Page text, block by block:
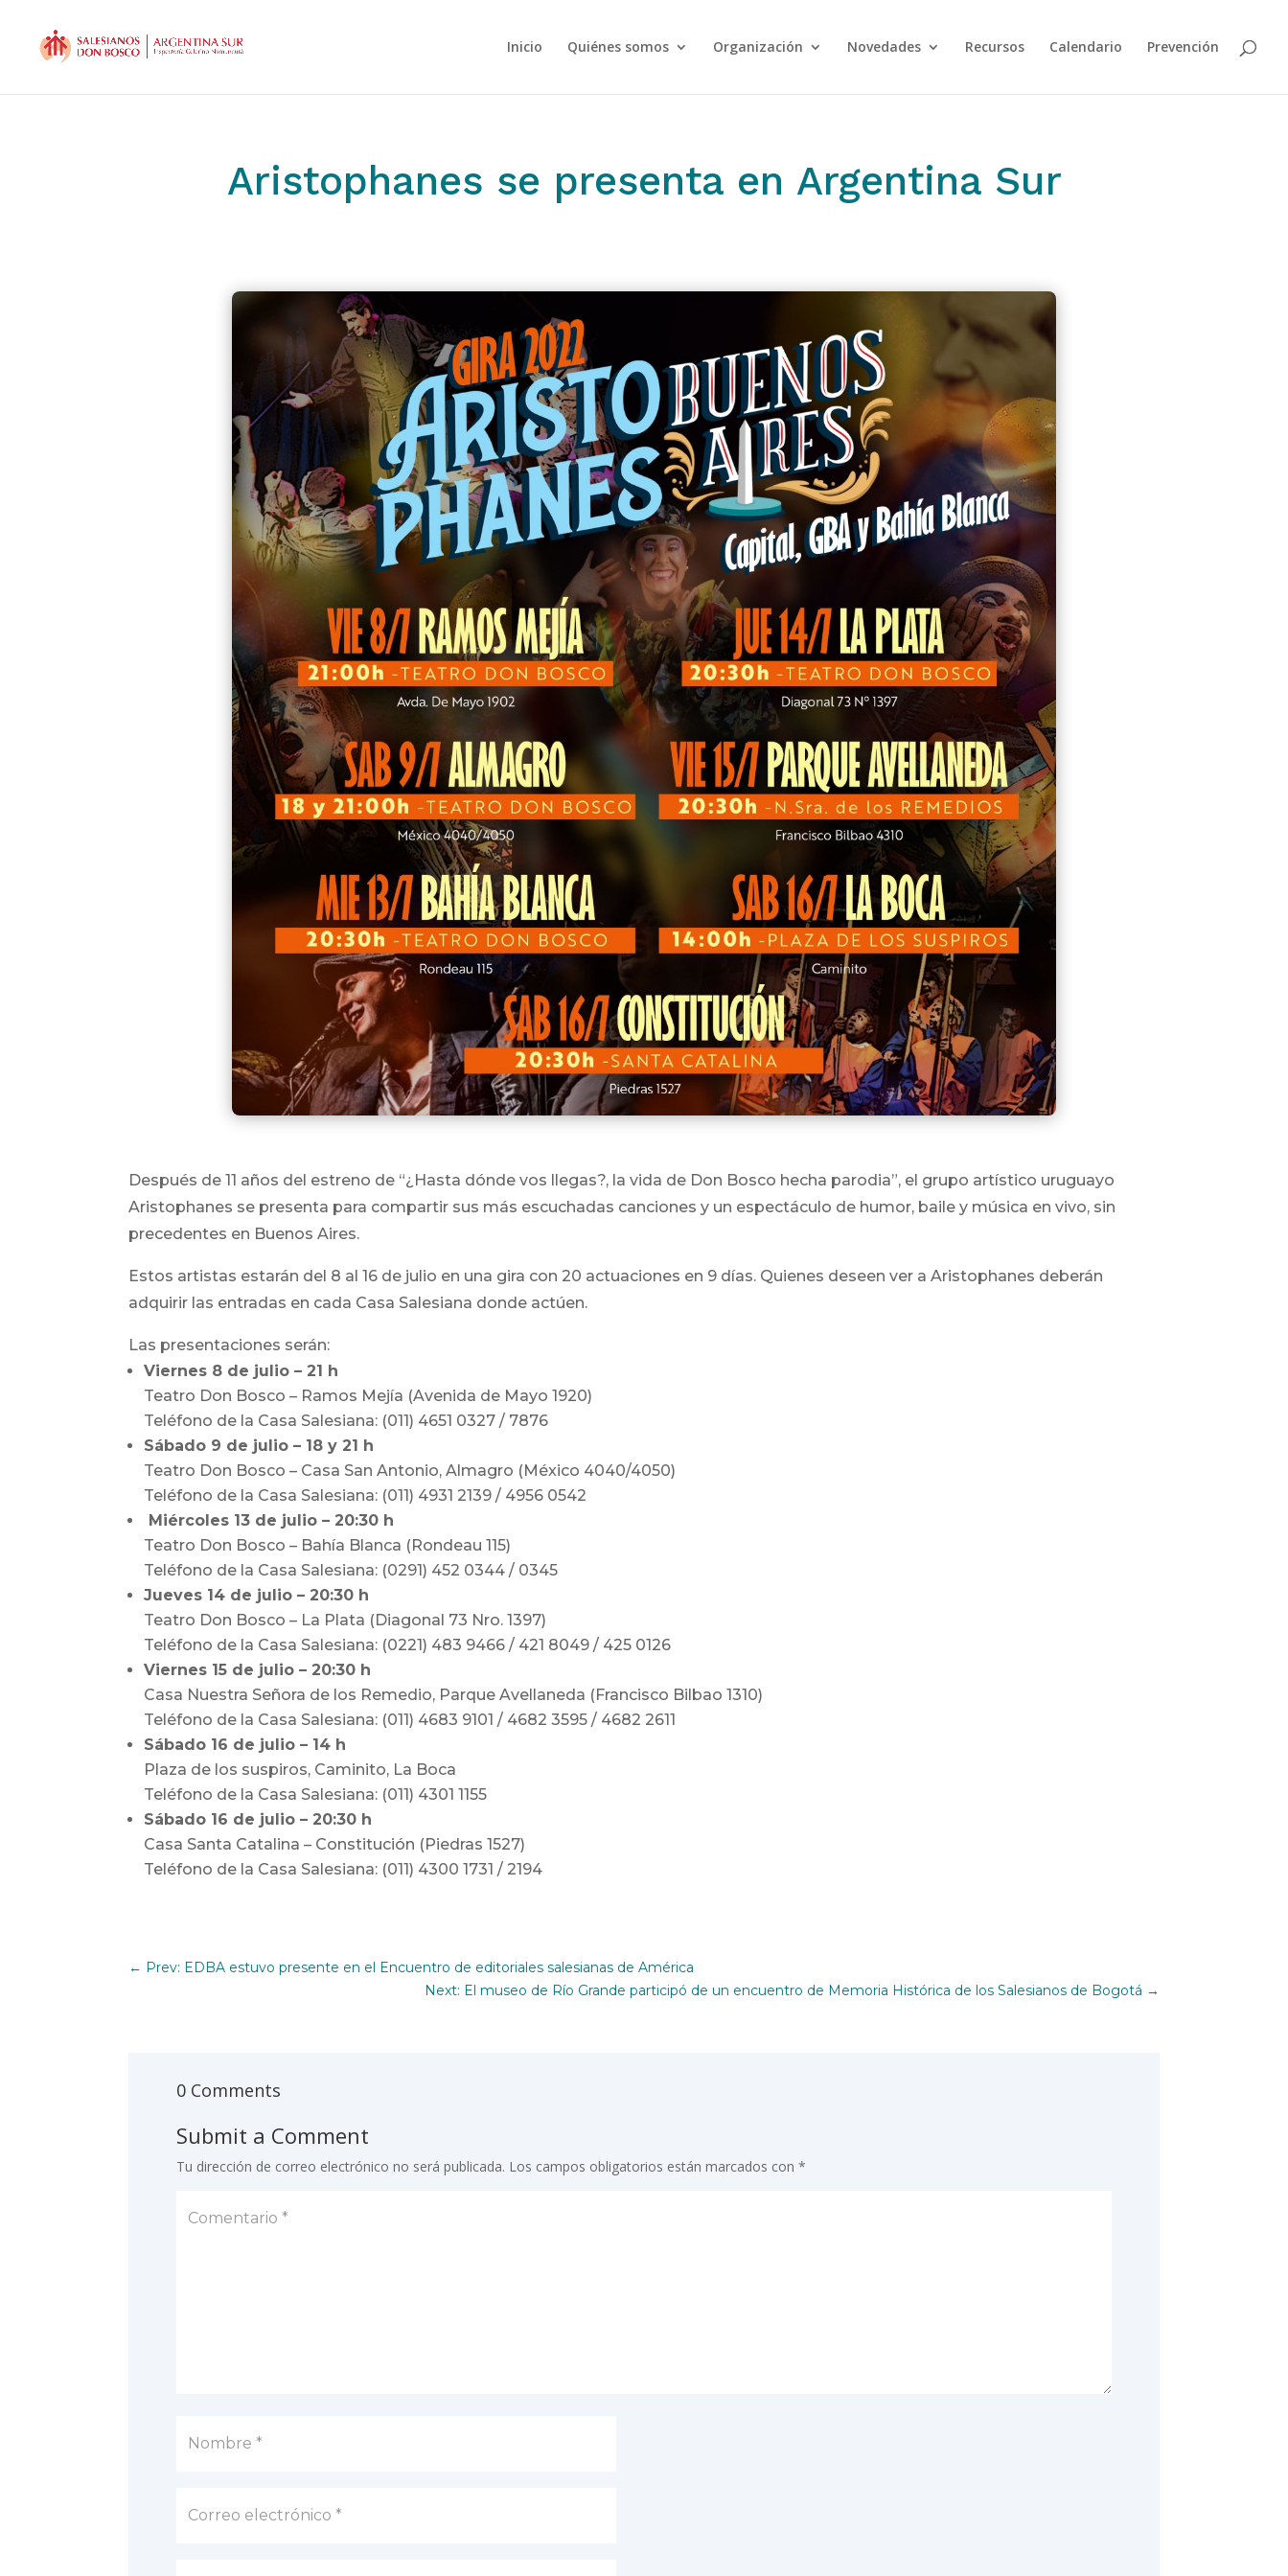
Inicio Quiénes somos Organización Novedades Recursos Calendario Prevención
Aristophanes se presenta en Argentina Sur
Después de 11 años del estreno de “¿Hasta dónde vos llegas?, la vida de Don Bosco hecha parodia”, el grupo artístico uruguayo
Aristophanes se presenta para compartir sus más escuchadas canciones y un espectáculo de humor, baile y música en vivo, sin
precedentes en Buenos Aires.
Estos artistas estarán del 8 al 16 de julio en una gira con 20 actuaciones en 9 días. Quienes deseen ver a Aristophanes deberán
adquirir las entradas en cada Casa Salesiana donde actúen.
Las presentaciones serán:
Viernes 8 de julio – 21 h
Teatro Don Bosco – Ramos Mejía (Avenida de Mayo 1920)
Teléfono de la Casa Salesiana: (011) 4651 0327 / 7876
Sábado 9 de julio – 18 y 21 h
Teatro Don Bosco – Casa San Antonio, Almagro (México 4040/4050)
Teléfono de la Casa Salesiana: (011) 4931 2139 / 4956 0542
Miércoles 13 de julio – 20:30 h
Teatro Don Bosco – Bahía Blanca (Rondeau 115)
Teléfono de la Casa Salesiana: (0291) 452 0344 / 0345
Jueves 14 de julio – 20:30 h
Teatro Don Bosco – La Plata (Diagonal 73 Nro. 1397)
Teléfono de la Casa Salesiana: (0221) 483 9466 / 421 8049 / 425 0126
Viernes 15 de julio – 20:30 h
Casa Nuestra Señora de los Remedio, Parque Avellaneda (Francisco Bilbao 1310)
Teléfono de la Casa Salesiana: (011) 4683 9101 / 4682 3595 / 4682 2611
Sábado 16 de julio – 14 h
Plaza de los suspiros, Caminito, La Boca
Teléfono de la Casa Salesiana: (011) 4301 1155
Sábado 16 de julio – 20:30 h
Casa Santa Catalina – Constitución (Piedras 1527)
Teléfono de la Casa Salesiana: (011) 4300 1731 / 2194
← Prev: EDBA estuvo presente en el Encuentro de editoriales salesianas de América
Next: El museo de Río Grande participó de un encuentro de Memoria Histórica de los Salesianos de Bogotá →
0 Comments
Submit a Comment
Tu dirección de correo electrónico no será publicada. Los campos obligatorios están marcados con*